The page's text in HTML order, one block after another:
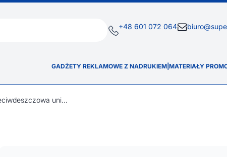
+48 601 072 064
GADŻETY REKLAMOWE Z NADRUKIEM MATERIAŁY
Escocia lekka kurtka przeciwdeszczowa unisex